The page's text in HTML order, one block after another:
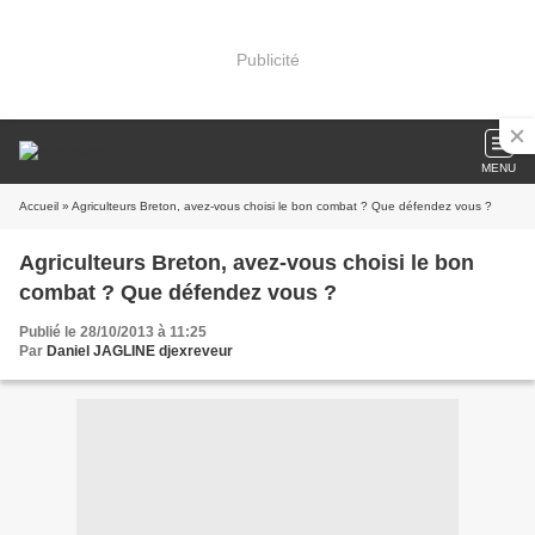
Publicité
MENU
Accueil » Agriculteurs Breton, avez-vous choisi le bon combat ? Que défendez vous ?
Agriculteurs Breton, avez-vous choisi le bon
combat ? Que défendez vous ?
Publié le 28/10/2013 à 11:25
Par Daniel JAGLINE djexreveur